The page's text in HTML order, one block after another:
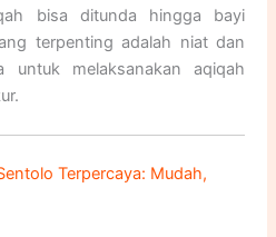
bisa ditunda hingga bayi
terpenting adalah niat dan
untuk melaksanakan aqiqah
Terpercaya: Mudah,